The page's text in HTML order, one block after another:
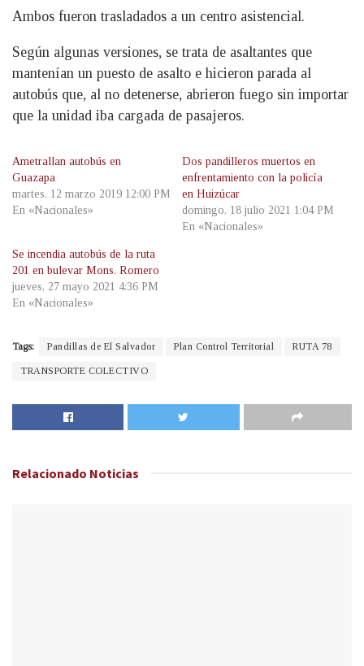
Ambos fueron trasladados a un centro asistencial.
Según algunas versiones, se trata de asaltantes que
mantenían un puesto de asalto e hicieron parada al
autobús que, al no detenerse, abrieron fuego sin importar
que la unidad iba cargada de pasajeros.
Ametrallan autobús en
Guazapa
martes, 12 marzo 2019 12:00 PM
En «Nacionales»
Dos pandilleros muertos en
enfrentamiento con la policía
en Huizúcar
domingo, 18 julio 2021 1:04 PM
En «Nacionales»
Se incendia autobús de la ruta
201 en bulevar Mons. Romero
jueves, 27 mayo 2021 4:36 PM
En «Nacionales»
Tags: Pandillas de El Salvador Plan Control Territorial RUTA 78
TRANSPORTE COLECTIVO
Relacionado Noticias